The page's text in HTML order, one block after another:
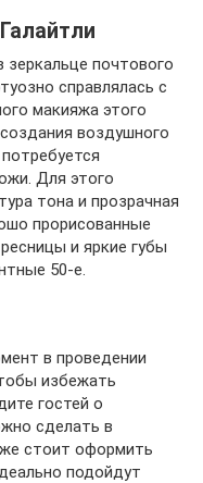
зеркальце почтового
справлялась с
макияжа этого
воздушного
Для этого
тона и прозрачная
прорисованные
и яркие губы
50-е.
в проведении
избежать
гостей о
сделать в
стоит оформить
подойдут